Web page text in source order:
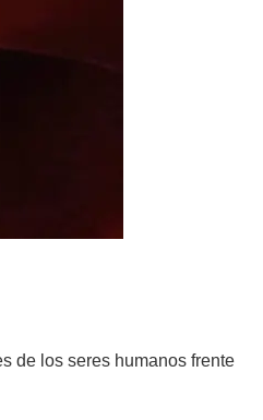
de los seres humanos frente